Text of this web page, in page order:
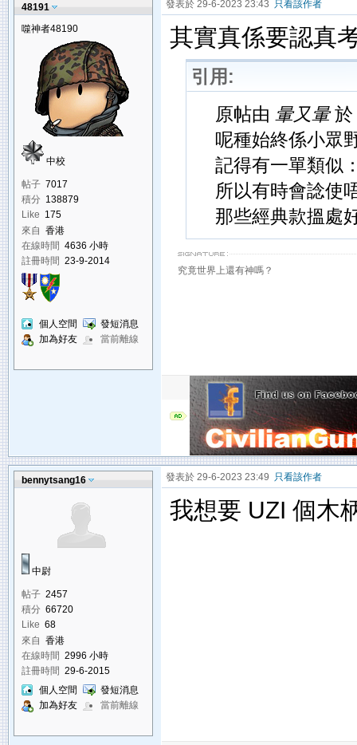
48191
噬神者48190
中校
帖子 7017
積分 138879
Like 175
來自 香港
在線時間 4636 小時
註冊時間 23-9-2014
個人空間
發短消息
加為好友
當前離線
發表於 29-6-2023 23:43 只看該作者
其實真係要認真
引用:
原帖由 暈又暈於
呢種始終係小眾
記得有一單類似
所以有時會諗使
那些經典款搵處
究竟世界上還有神嗎？
bennytsang16
中尉
帖子 2457
積分 66720
Like 68
來自 香港
在線時間 2996 小時
註冊時間 29-6-2015
個人空間
發短消息
加為好友
當前離線
發表於 29-6-2023 23:49 只看該作者
我想要 UZI 個